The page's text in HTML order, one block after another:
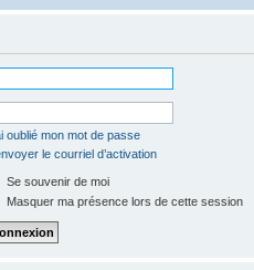
oublié mon mot de passe
le courriel d’activation
Se souvenir de moi
Masquer ma présence lors de cette session